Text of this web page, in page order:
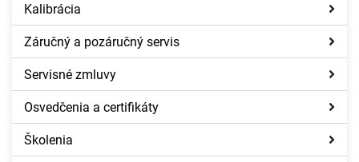
Kalibrácia
Záručný a pozáručný servis
Servisné zmluvy
Osvedčenia a certifikáty
Školenia